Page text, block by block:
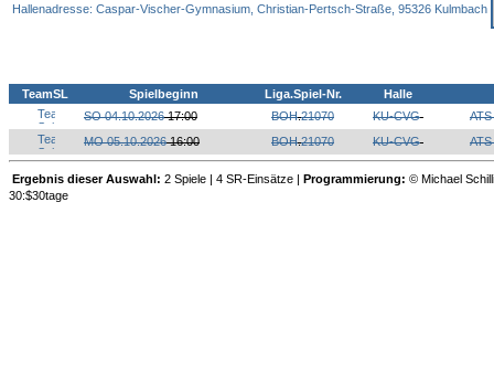
Hallenadresse: Caspar-Vischer-Gymnasium, Christian-Pertsch-Straße, 95326 Kulmbach
TeamSL Spielbeginn Liga.Spiel-Nr.
Halle
SO 04.10.202617:00 BOH.21070 KU-CVG
MO 05.10.202616:00 BOH.21070 KU-CVG
Ergebnis dieser Auswahl: 2 Spiele | 4 SR-Einsätze | Programmierung: © Michael
30:$30tage